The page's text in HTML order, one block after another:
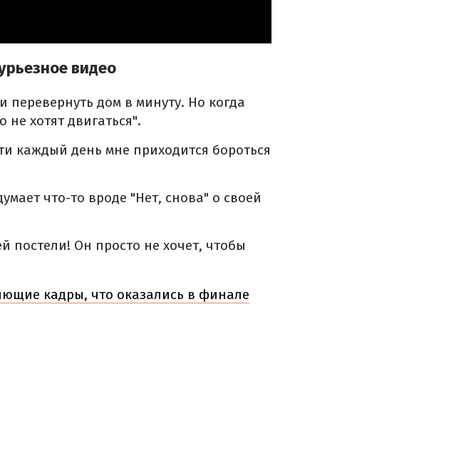
видео
перевернуть дом в минуту. Но когда
не хотят двигаться".
каждый день мне приходится бороться
что-то вроде "Нет, снова" о своей
постели! Он просто не хочет, чтобы
кадры, что оказались в финале